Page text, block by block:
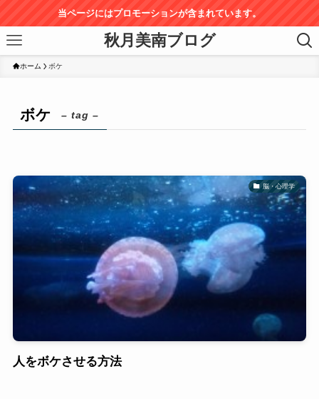
当ページにはプロモーションが含まれています。
秋月美南ブログ
ホーム ボケ
ボケ – tag –
脳・心理学
人をボケさせる方法